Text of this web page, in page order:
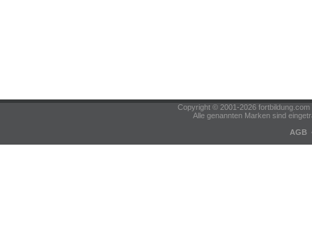
Copyright © 2001-2026
Alle genannten Marken sind
AGB